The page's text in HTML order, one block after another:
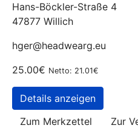
Hans-Böckler-Straße 4
47877 Willich
hger@headwearg.eu
25.00€ Netto: 21.01€
Details anzeigen
Zum Merkzettel
Zur